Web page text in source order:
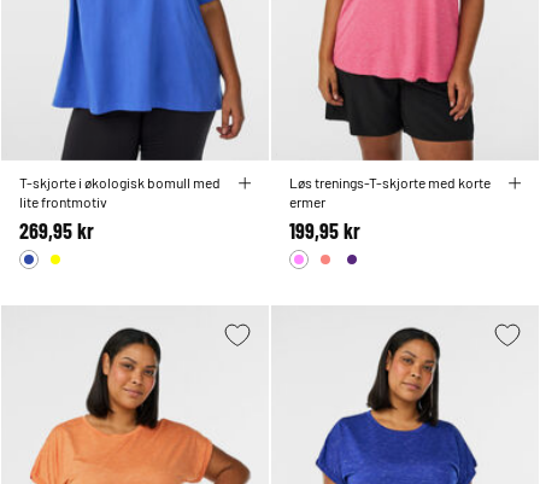
T-skjorte i økologisk bomull med
lite frontmotiv
269,95 kr
Løs trenings-T-skjorte med korte
ermer
199,95 kr